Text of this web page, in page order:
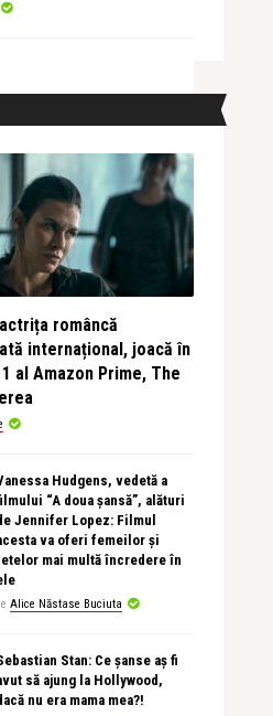
româncă
internațional, joacă în
al Amazon Prime, The
Hudgens, vedetă a
“A doua șansă”, alături
Jennifer Lopez: Filmul
va oferi femeilor și
mai multă încredere în
Alice Năstase Buciuta
Stan: Ce șanse aș fi
să ajung la Hollywood,
nu era mama mea?!